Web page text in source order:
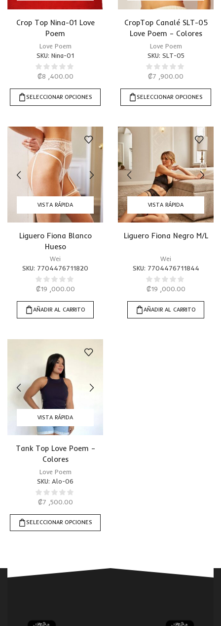
Crop Top Nina-01 Love
Poem
Love Poem
SKU: Nina-01
₡8 ,400.00
SELECCIONAR OPCIONES
CropTop Canalé SLT-05
Love Poem – Colores
Love Poem
SKU: SLT-05
₡7 ,900.00
SELECCIONAR OPCIONES
VISTA RÁPIDA
Liguero Fiona Blanco
Hueso
Wei
SKU: 7704476711820
₡19 ,000.00
AÑADIR AL CARRITO
VISTA RÁPIDA
Liguero Fiona Negro M/L
Wei
SKU: 7704476711844
₡19 ,000.00
AÑADIR AL CARRITO
VISTA RÁPIDA
Tank Top Love Poem –
Colores
Love Poem
SKU: Alo-06
₡7 ,500.00
SELECCIONAR OPCIONES